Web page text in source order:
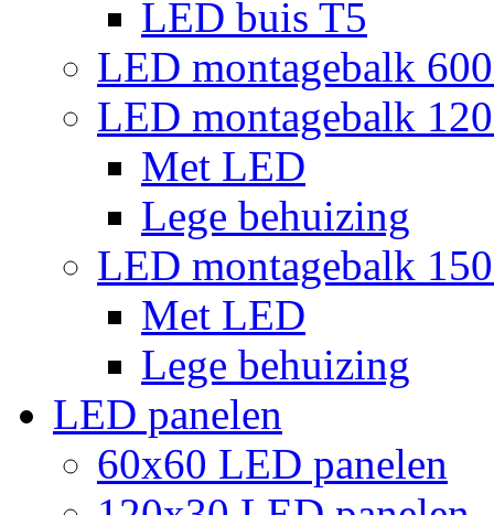
LED buis T5
LED montagebalk
LED montagebalk
Met LED
Lege behuizing
LED montagebalk
Met LED
Lege behuizing
LED panelen
60x60 LED panelen